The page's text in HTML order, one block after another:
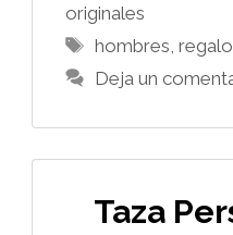
originales
Etiquetas
hombres ,
Deja un
Taza